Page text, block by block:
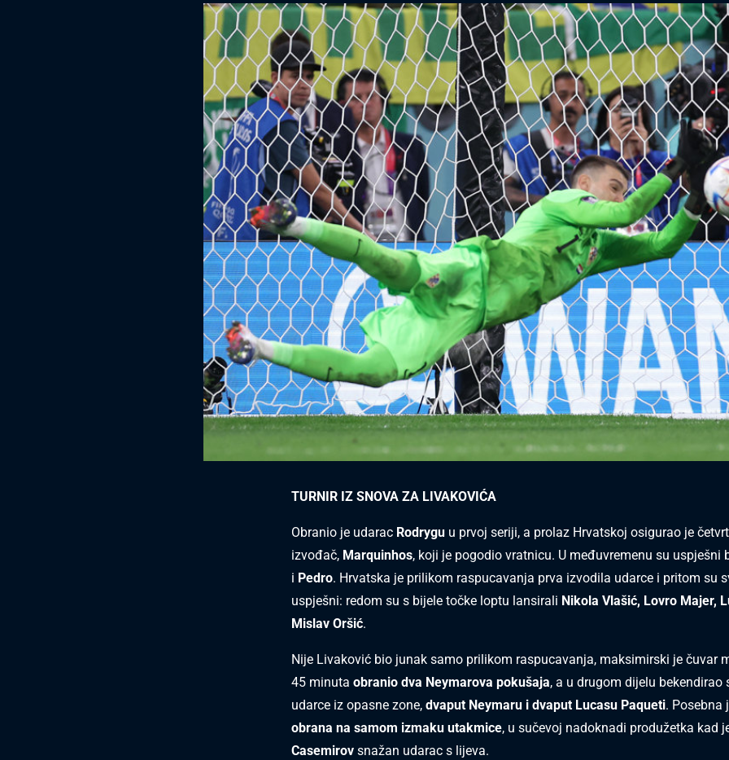
TURNIR IZ SNOVA ZA LIVAKOVIĆA
Obranio je udarac Rodrygu u prvoj seriji, a prolaz Hrvatskoj osigurao je
izvođač, Marquinhos, koji je pogodio vratnicu. U međuvremenu su uspješni
i Pedro. Hrvatska je prilikom raspucavanja prva izvodila udarce i pritom su
uspješni: redom su s bijele točke loptu lansirali Nikola Vlašić, Lovro Majer,
Mislav Oršić.
Nije Livaković bio junak samo prilikom raspucavanja, maksimirski je čuvar
45 minuta obranio dva Neymarova pokušaja, a u drugom dijelu bekendirao
udarce iz opasne zone, dvaput Neymaru i dvaput Lucasu Paqueti. Posebna
obrana na samom izmaku utakmice, u sučevoj nadoknadi produžetka kad
Casemirov snažan udarac s lijeva.